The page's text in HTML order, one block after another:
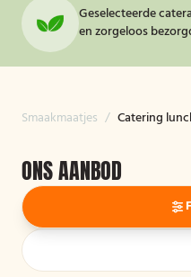
Geselecteerde
en zorgeloos
Smaakmaatjes / Catering
ONS AANBOD